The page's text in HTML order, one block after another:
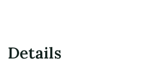
Details